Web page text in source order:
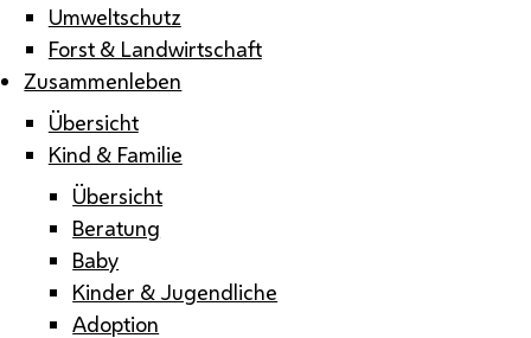
Umweltschutz
Forst & Landwirtschaft
Zusammenleben
Übersicht
Kind & Familie
Übersicht
Beratung
Baby
Kinder & Jugendliche
Adoption